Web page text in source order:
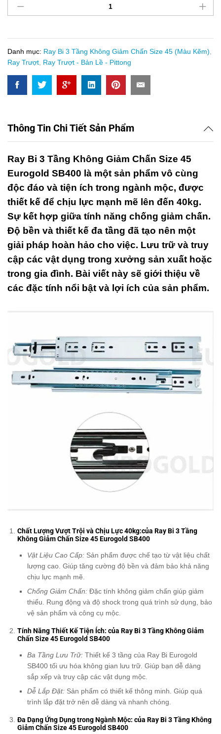
3
Không
Giảm
Chấn
Danh mục: Ray Bi 3 Tầng Không Giảm Chấn Size 45 (Màu Kẽm)
Ray Trượt Ray Trượt - Bản Lề - Pittong
Thông Tin Chi Tiết Sản Phẩm
Ray Bi 3 Tầng Không Giảm Chấn Size 45
Eurogold SB400 là một sản phẩm vô cùng
độc đáo và tiện ích trong ngành mộc, được
thiết kế để chịu lực mạnh mẽ lên đến 40kg.
Sự kết hợp giữa tính năng chống giảm chấn.
Độ bền và thiết kế đa tầng đã tạo nên một
giải pháp hoàn hảo cho việc. Lưu trữ và truy
cập các vật dụng trong xưởng sản xuất hoặc
trong gia đình. Bài viết này sẽ giới thiệu về
các đặc tính nổi bật và lợi ích của sản phẩm.
Chất Lượng Vượt Trội và Chịu Lực 40kg:của Ray Bi 3 Tầng
Không Giảm Chấn Size 45 Eurogold SB400
Vật Liệu Cao Cấp: Sản phẩm được chế tạo từ vật liệu chất
lượng cao. Giúp tăng cường độ bền và đảm bảo khả năng
chịu lực mạnh mẽ.
Chống Giảm Chấn: Đặc tính không giảm chấn giúp giảm
thiểu. Rung động và độ shock trong quá trình sử dụng, bảo
vệ sản phẩm và công cụ mộc.
Tính Năng Thiết Kế Tiện Ích: của Ray Bi 3 Tầng Không Giảm
Chấn Size 45 Eurogold SB400
Ba Tầng Lưu Trữ: Thiết kế 3 tầng của Ray Bi Eurogold
SB400 tối ưu hóa không gian lưu trữ. Giúp bạn dễ dàng
sắp xếp và truy cập các vật dụng mộc.
Dễ Lắp Đặt: Sản phẩm có thiết kế thông minh. Giúp quá
trình lắp đặt trở nên dễ dàng và nhanh chóng.
Đa Dạng Ứng Dụng trong Ngành Mộc: của Ray Bi 3 Tầng Không
Giảm Chấn Size 45 Eurogold SB400